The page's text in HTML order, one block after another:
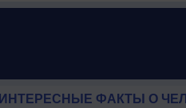
ИНТЕРЕСНЫЕ ФАКТЫ О